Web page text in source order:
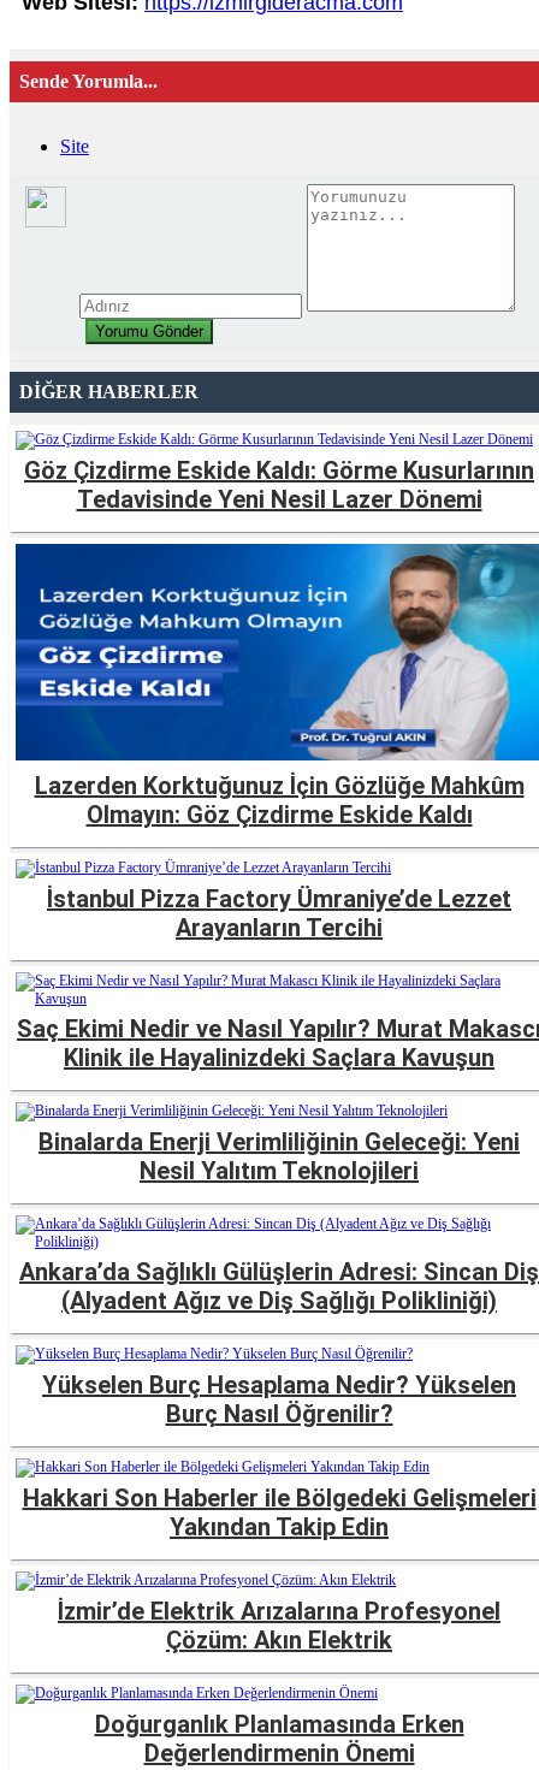
Sende Yorumla...
Site
DİĞER HABERLER
Göz Çizdirme Eskide Kaldı: Görme Kusurlarının
Tedavisinde Yeni Nesil Lazer Dönemi
Lazerden Korktuğunuz İçin Gözlüğe Mahkûm
Olmayın: Göz Çizdirme Eskide Kaldı
İstanbul Pizza Factory Ümraniye’de Lezzet
Arayanların Tercihi
Saç Ekimi Nedir ve Nasıl Yapılır? Murat
Klinik ile Hayalinizdeki Saçlara Kavuşun
Binalarda Enerji Verimliliğinin Geleceği: Yeni
Nesil Yalıtım Teknolojileri
Ankara’da Sağlıklı Gülüşlerin Adresi: Sincan Diş
(Alyadent Ağız ve Diş Sağlığı Polikliniği)
Yükselen Burç Hesaplama Nedir? Yükselen
Burç Nasıl Öğrenilir?
Hakkari Son Haberler ile Bölgedeki Gelişmeleri
Yakından Takip Edin
İzmir’de Elektrik Arızalarına Profesyonel
Çözüm: Akın Elektrik
Doğurganlık Planlamasında Erken
Değerlendirmenin Önemi